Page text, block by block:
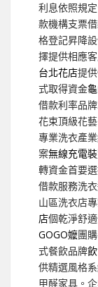
利息依照規定
款機構支票
格登記昇降
擇提供相應
台北花店提
式取得資金
借款利率品
花束頂級花
專業洗衣產
案無線充電
轉資金首要
借款服務洗
山區洗衣店
店個乾淨舒
GOGO嬤團
式餐飲品牌
供精選風格
甲醛家具。